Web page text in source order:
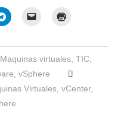
Maquinas virtuales, TIC,
,vSphere
Virtuales ,vCenter,